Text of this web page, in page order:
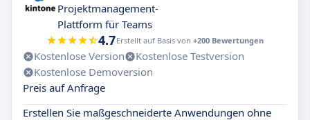
Projektmanagement-
Plattform für Teams
4.7Erstellt auf Basis von +200 Bewertungen
Kostenlose Version
Kostenlose Testversion
Kostenlose Demoversion
Preis auf Anfrage
Erstellen Sie maßgeschneiderte Anwendungen ohne